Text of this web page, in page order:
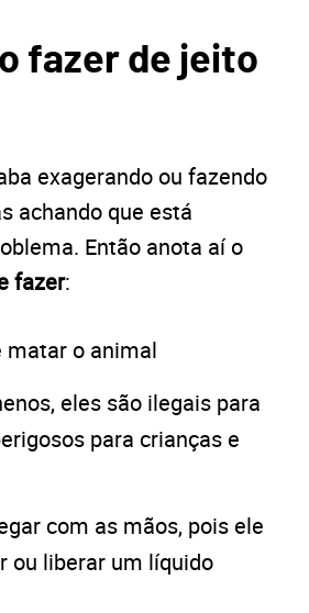
fazer de jeito
exagerando ou fazendo
achando que está
Então anota aí o
fazer:
matar o animal
eles são ilegais para
para crianças e
com as mãos, pois ele
ou liberar um líquido